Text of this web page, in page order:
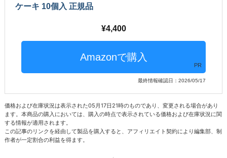
ケーキ 10個入 正規品
4,400
PR
最終情報確認日：2026/05/17
価格および在庫状況は表示された05月17日21時のものであり、変更される場合があり
ます。本商品の購入においては、購入の時点で表示されている価格および在庫状況に関
する情報が適用されます。
この記事のリンクを経由して製品を購入すると、アフィリエイト契約により編集部、制
作者が一定割合の利益を得ます。